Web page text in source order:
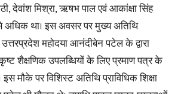
देवांश मिश्रा, ऋषभ पाल एवं आकांक्षा सिंह
अधिक था। इस अवसर पर मुख्य अतिथि
महोदया आनंदीबेन पटेल के द्वारा
शैक्षणिक उपलब्धियों के लिए प्रमाण पत्र के
मौके पर विशिस्ट अतिथि प्राविधिक शिक्षा